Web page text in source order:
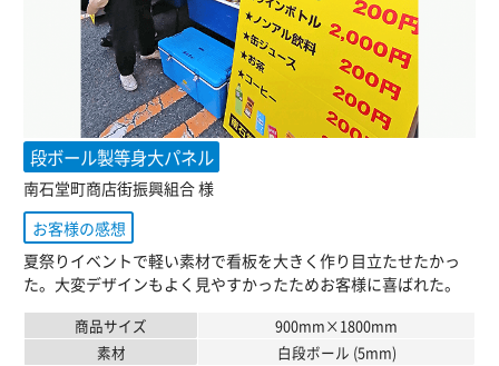
段ボール製等身大パネル
南石堂町商店街振興組合 様
お客様の感想
夏祭りイベントで軽い素材で看板を大きく作り目立たせたかっ
た。大変デザインもよく見やすかったためお客様に喜ばれた。
商品サイズ
900mm×1800mm
素材
白段ボール (5mm)